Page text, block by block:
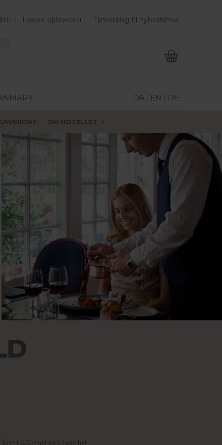
Lokale oplevelser Tilmelding til nyhedsmail
DA | EN | DE
OM HOTELLET
i 45 meters højde!